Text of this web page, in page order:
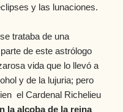
y las lunaciones.
trataba de una
de este astrólogo
vida que lo llevó a
y de la lujuria; pero
el Cardenal Richelieu
la alcoba de la reina